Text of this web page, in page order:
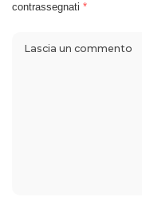
contrassegnati *